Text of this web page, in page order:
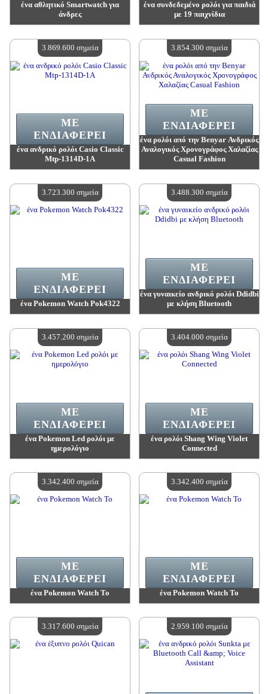
ένα αθλητικό Smartwatch για
άνδρες
Διαθέσιμη ποσότητα:4
ένα συνδεδεμένο ρολόι για παιδιά
με 19 παιχνίδια
Διαθέσιμη ποσότητα:4
ένα ανδρικό ρολόι Casio Classic
Mtp-1314D-1A
Διαθέσιμη ποσότητα:4
ΜΕ
ΕΝΔΙΑΦΈΡΕΙ
3.869.600 σημεία
ένα ρολόι από την Benyar Ανδρικός
Αναλογικός Χρονογράφος Χαλαζίας
Casual Fashion
Διαθέσιμη ποσότητα:4
ΜΕ
ΕΝΔΙΑΦΈΡΕΙ
3.854.300 σημεία
ένα Pokemon Watch Pok4322
Διαθέσιμη ποσότητα:4
ΜΕ
ΕΝΔΙΑΦΈΡΕΙ
3.723.300 σημεία
ένα γυναικείο ανδρικό ρολόι Ddidbi
με κλήση Bluetooth
Διαθέσιμη ποσότητα:4
ΜΕ
ΕΝΔΙΑΦΈΡΕΙ
3.488.300 σημεία
ένα Pokemon Led ρολόι με
ημερολόγιο
Διαθέσιμη ποσότητα:4
ΜΕ
ΕΝΔΙΑΦΈΡΕΙ
3.457.200 σημεία
ένα ρολόι Shang Wing Violet
Connected
Διαθέσιμη ποσότητα:4
ΜΕ
ΕΝΔΙΑΦΈΡΕΙ
3.404.000 σημεία
ένα Pokemon Watch To
Διαθέσιμη ποσότητα:4
ΜΕ
ΕΝΔΙΑΦΈΡΕΙ
3.342.400 σημεία
ένα Pokemon Watch To
Διαθέσιμη ποσότητα:4
ΜΕ
ΕΝΔΙΑΦΈΡΕΙ
3.342.400 σημεία
3.317.600 σημεία 2.959.100 σημεία